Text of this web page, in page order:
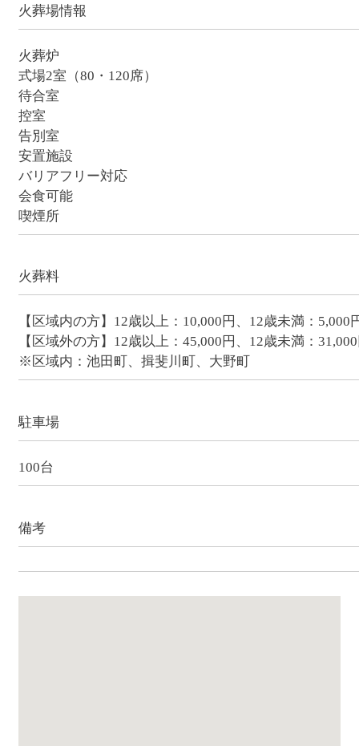
火葬場情報
火葬炉
式場2室（80・120席）
待合室
控室
告別室
安置施設
バリアフリー対応
会食可能
喫煙所
火葬料
【区域内の方】12歳以上：10,000円、12歳未満：5,000
【区域外の方】12歳以上：45,000円、12歳未満：
※区域内：池田町、揖斐川町、大野町
駐車場
100台
備考